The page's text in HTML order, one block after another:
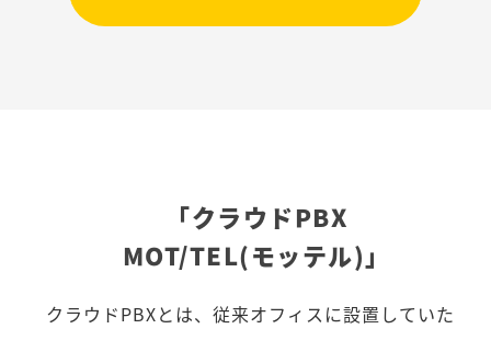
「クラウドPBX
MOT/TEL(モッテル)」
クラウドPBXとは、従来オフィスに設置していた